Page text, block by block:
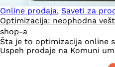
Online prodaja, Saveti za
Optimizacija: neophodna
shop-a
Šta je to optimizacija online
Uspeh prodaje na Komuni